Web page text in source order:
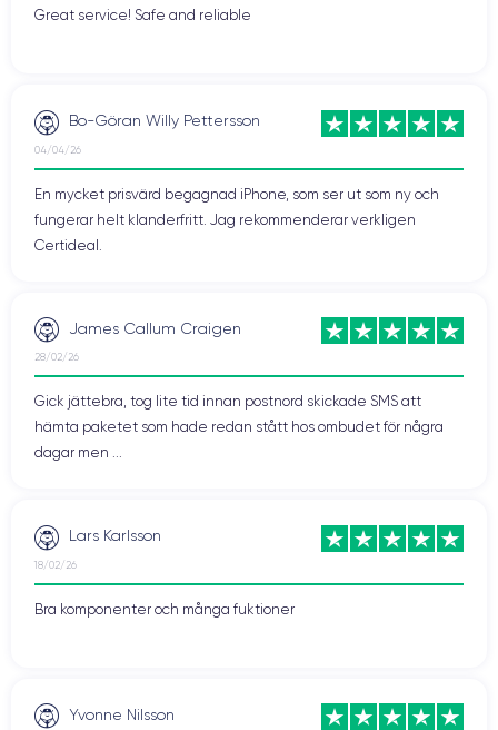
Great service! Safe and reliable
Bo-Göran Willy Pettersson
04/04/26
En mycket prisvärd begagnad iPhone, som ser ut som ny och
fungerar helt klanderfritt. Jag rekommenderar verkligen
Certideal.
James Callum Craigen
28/02/26
Gick jättebra, tog lite tid innan postnord skickade SMS att
hämta paketet som hade redan stått hos ombudet för några
dagar men ...
Lars Karlsson
18/02/26
Bra komponenter och många fuktioner
Yvonne Nilsson